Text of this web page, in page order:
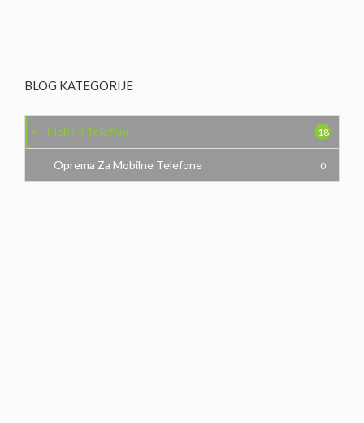
BLOG KATEGORIJE
Mobilni Telefoni 18
Oprema Za Mobilne Telefone 0